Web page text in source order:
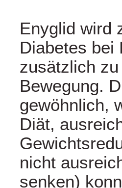
Enyglid wird
Diabetes bei
zusätzlich
Bewegung.
gewöhnlich,
Diät,
nicht
senken)